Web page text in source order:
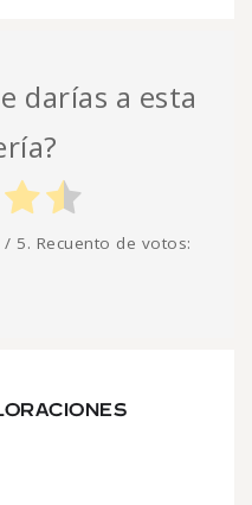
darías a esta
/ 5. Recuento de votos: